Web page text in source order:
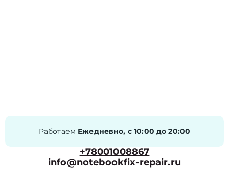
Работаем Ежедневно, с 10:00 до 20:00
+78001008867
info@notebookfix-repair.ru